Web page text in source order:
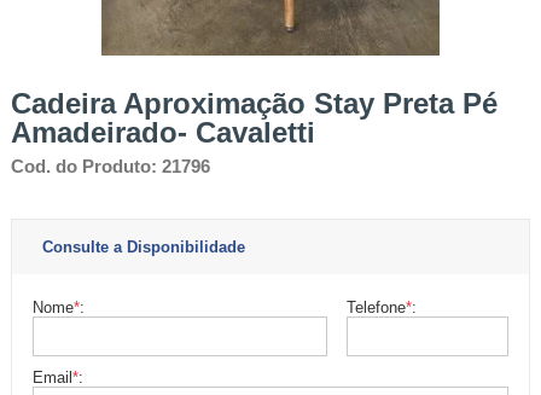
Cadeira Aproximação Stay Preta Pé
Amadeirado- Cavaletti
Cod. do Produto: 21796
Consulte a Disponibilidade
Nome*: Telefone*:
Email*:
l
-
o
e
o